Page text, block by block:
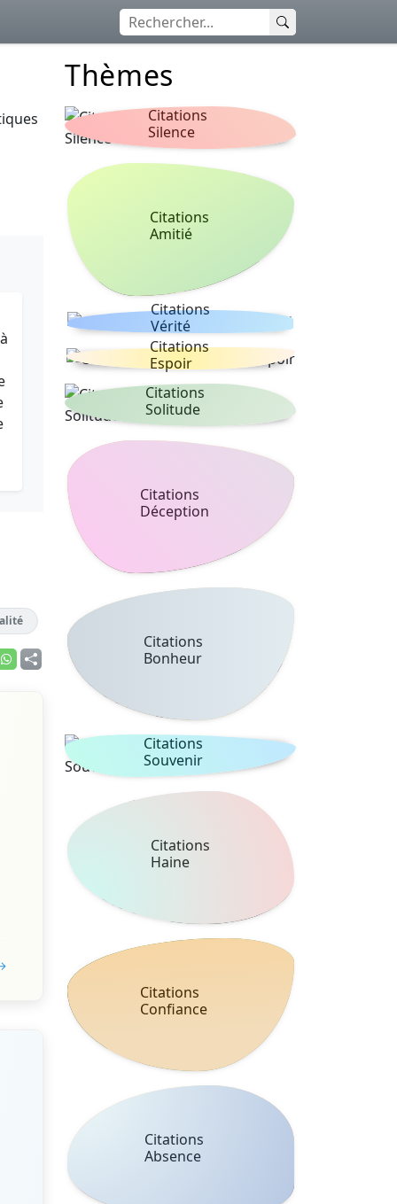
Thèmes
Citations
Silence
Citations
Amitié
Citations
Vérité
Citations
Espoir
Citations
Solitude
Citations
Déception
Citations
Bonheur
Citations
Souvenir
Citations
Haine
Citations
Confiance
Citations
Absence